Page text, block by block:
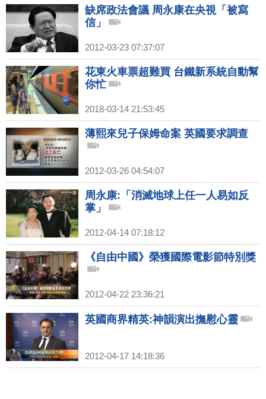
缺席政法會議 周永康在央視「被寫
信」
2012-03-23 07:37:07
花東火車票超難買 台鐵新系統自動幫
你忙
2018-03-14 21:53:45
薄熙來兒子保姆命案 英國要求調查
2012-03-26 04:54:07
周永康:「消滅地球上任一人易如反
掌」
2012-04-14 07:18:12
《自由中國》榮獲國際電影節特別獎
2012-04-22 23:36:21
英國商界精英:神韻演出撫慰心靈
2012-04-17 14:18:36